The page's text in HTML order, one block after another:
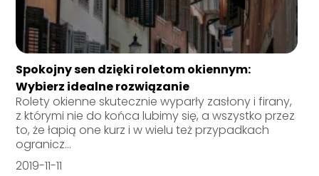
Spokojny sen dzięki roletom okiennym:
Wybierz idealne rozwiązanie
Rolety okienne skutecznie wyparły zasłony i firany,
z którymi nie do końca lubimy się, a wszystko przez
to, że łapią one kurz i w wielu też przypadkach
ogranicz...
2019-11-11